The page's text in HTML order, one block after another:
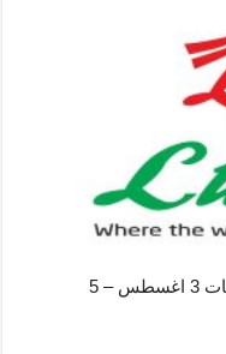
عروض لولو قطر اليوم مهرجان المنظفات 3 اغسطس – 5